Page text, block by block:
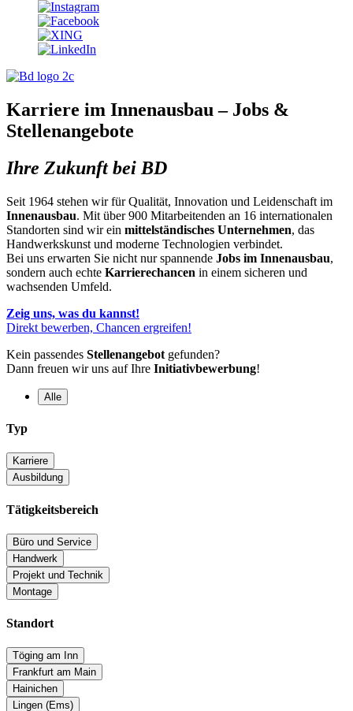
Karriere im Innenausbau – Jobs &
Stellenangebote
Ihre Zukunft bei BD
Seit 1964 stehen wir für Qualität, Innovation und Leidenschaft im
Innenausbau. Mit über 900 Mitarbeitenden an 16 internationalen
Standorten sind wir ein mittelständisches Unternehmen, das
Handwerkskunst und moderne Technologien verbindet.
Bei uns erwarten Sie nicht nur spannende Jobs im Innenausbau,
sondern auch echte Karrierechancen in einem sicheren und
wachsenden Umfeld.
Zeig uns, was du kannst!
Direkt bewerben, Chancen ergreifen!
Kein passendes Stellenangebot gefunden?
Dann freuen wir uns auf Ihre Initiativbewerbung!
Alle
Typ
Karriere
Ausbildung
Tätigkeitsbereich
Büro und Service
Handwerk
Projekt und Technik
Montage
Standort
Töging am Inn
Frankfurt am Main
Hainichen
Lingen (Ems)